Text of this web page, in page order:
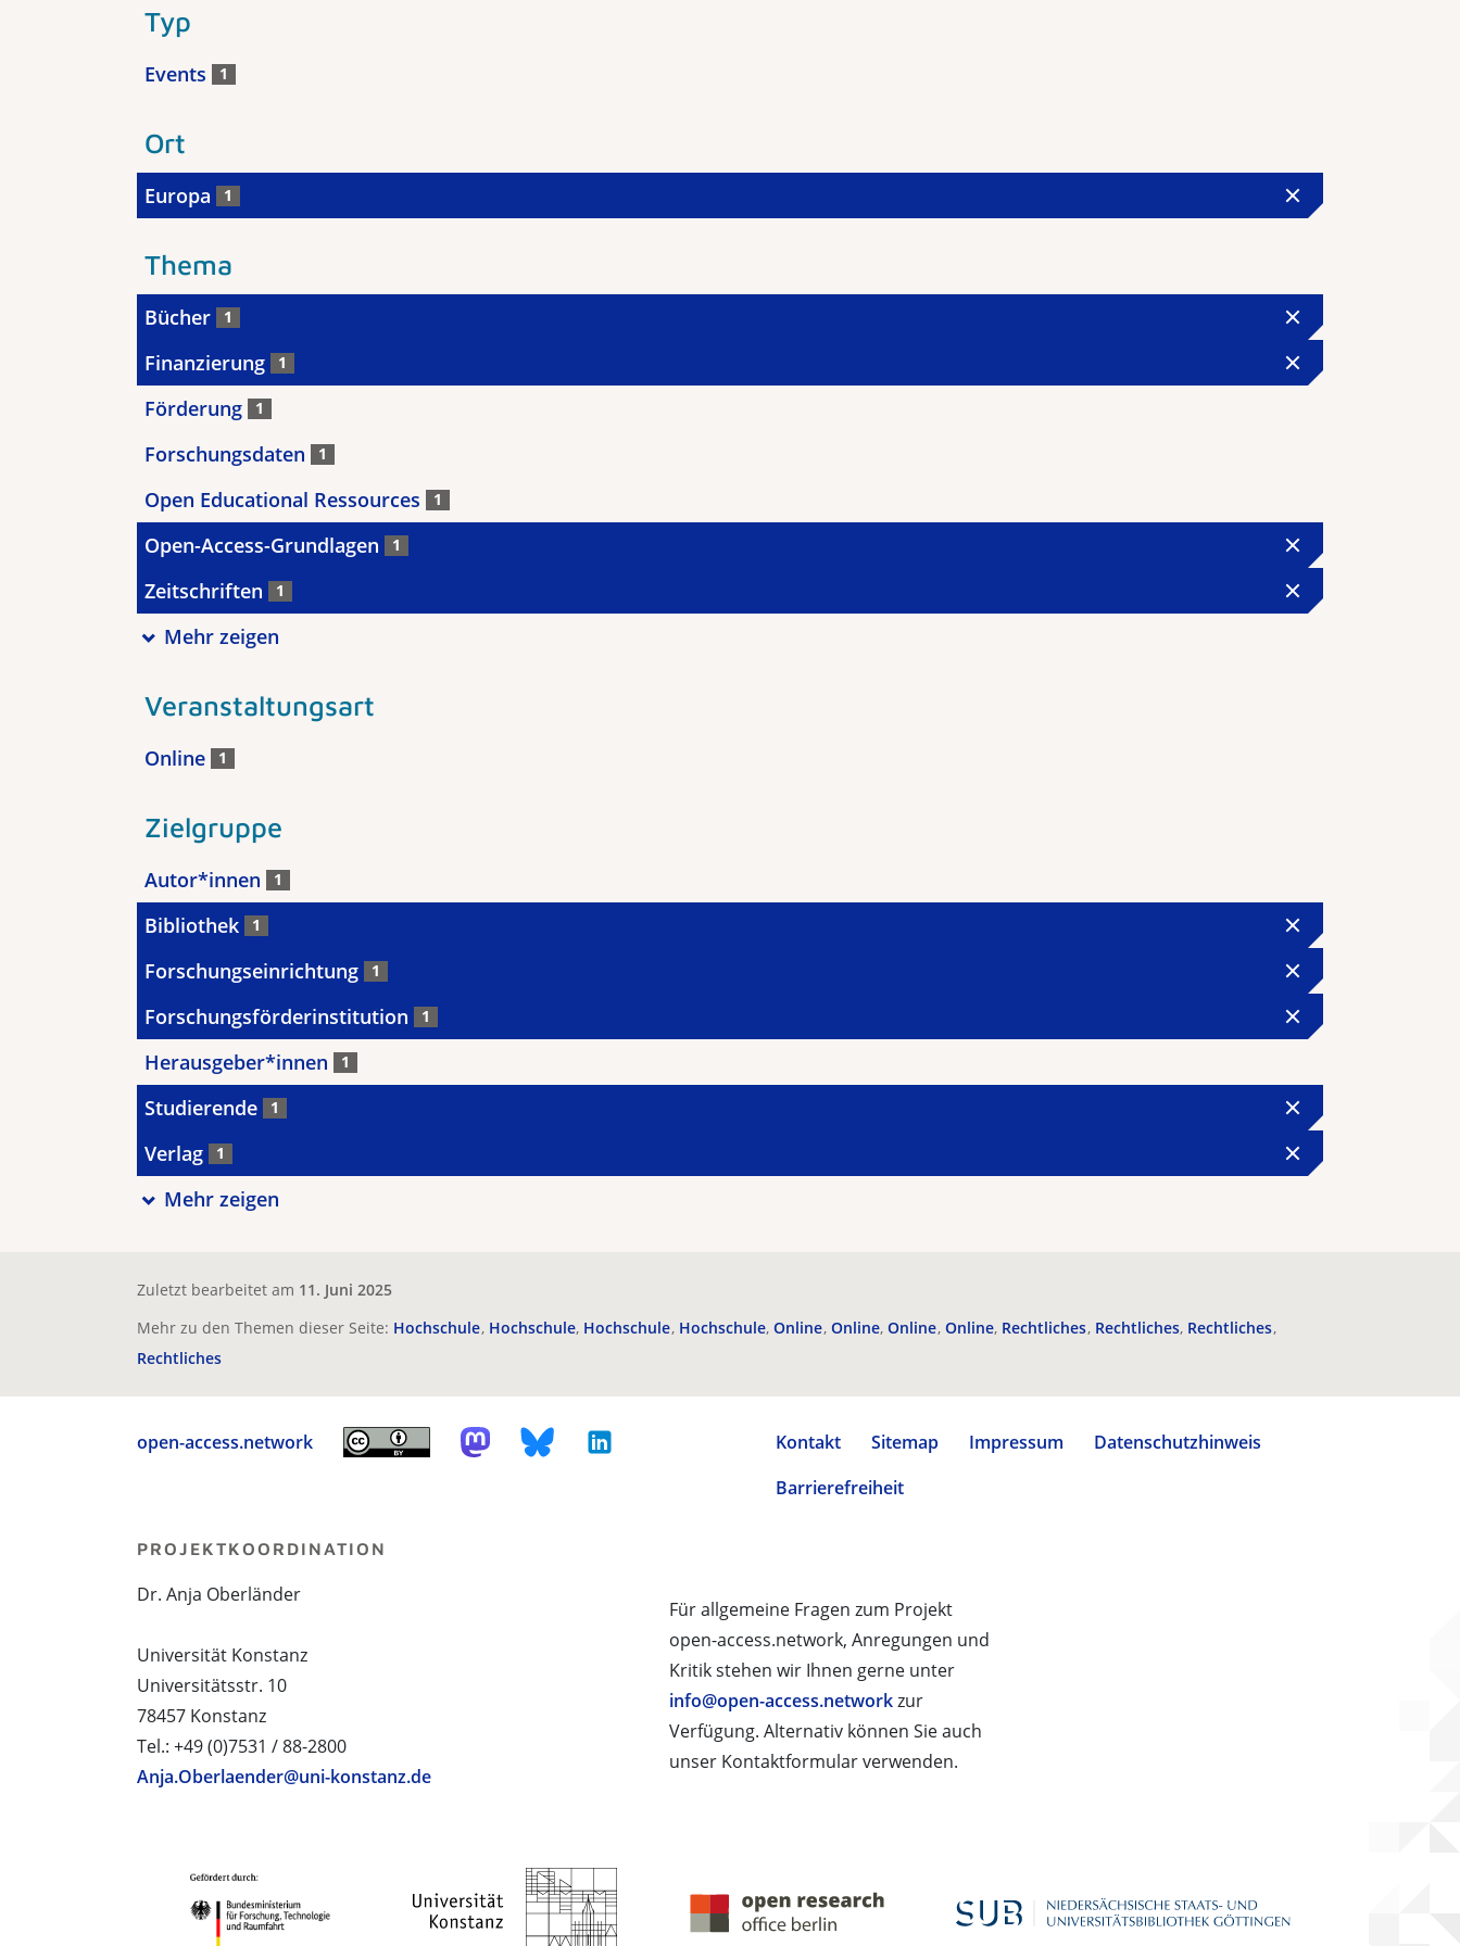
Typ
Events 1
Ort
Europa 1
Thema
Bücher 1
Finanzierung 1
Förderung 1
Forschungsdaten 1
Open Educational Ressources 1
Open-Access-Grundlagen 1
Zeitschriften 1
Mehr zeigen
Veranstaltungsart
Online 1
Zielgruppe
Autor*innen 1
Bibliothek 1
Forschungseinrichtung 1
Forschungsförderinstitution 1
Herausgeber*innen 1
Studierende 1
Verlag 1
Mehr zeigen
Zuletzt bearbeitet am 11. Juni 2025
Mehr zu den Themen dieser Seite: Hochschule Hochschule Hochschule Hochschule Online Online Online Online Rechtliches Rechtliches Rechtliches
Rechtliches
open-access.network Kontakt Sitemap Impressum
Datenschutzhinweis
Barrierefreiheit
Für allgemeine Fragen zum Projekt
open-access.network, Anregungen und
Kritik stehen wir Ihnen gerne unter
info@open-access.networkzur
Verfügung. Alternativ können Sie auch
unser Kontaktformular verwenden.
PROJEKTKOORDINATION
Dr. Anja Oberländer
Universität Konstanz
Universitätsstr. 10
78457 Konstanz
Tel.: +49 (0)7531 / 88-2800
Anja.Oberlaender@uni-konstanz.de